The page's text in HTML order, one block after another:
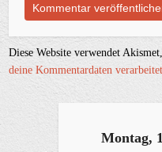
Diese Website verwendet
deine Kommentardaten
Montag,